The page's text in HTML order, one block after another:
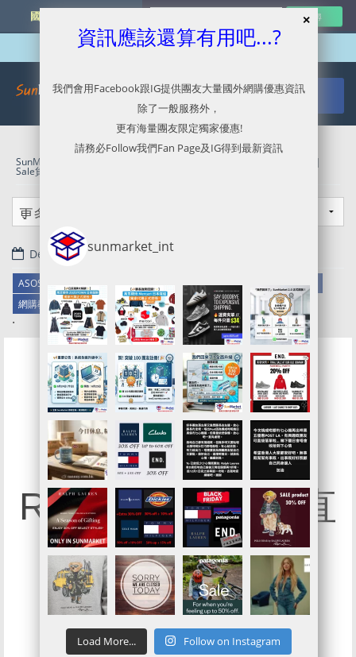
國外網購最新資訊
SunMarket 代購．代運．代寄 ASOS UK官網代購/代運/集運服務指南 |
Sale貨品75折優惠
December 11, 2018
ASOS UK官網代購/代運/集運服務指南 | Sale貨品75折優惠
精選貨品
網購教學
.
75折ASOS快閃
$600+平掃
RAYBAN、NMD直
送智能櫃
ASOS官網上既品牌多不勝數
你UP得出佢都基本上一定有 !
資訊應該還算有用吧...?
我們會用Facebook跟IG提供團友大量國外網購優惠資訊
除了一般服務外，
更有海量團友限定獨家優惠!
請務必Follow我們Fan Page及IG得到最新資訊
sunmarket_int
Load More... Follow on Instagram